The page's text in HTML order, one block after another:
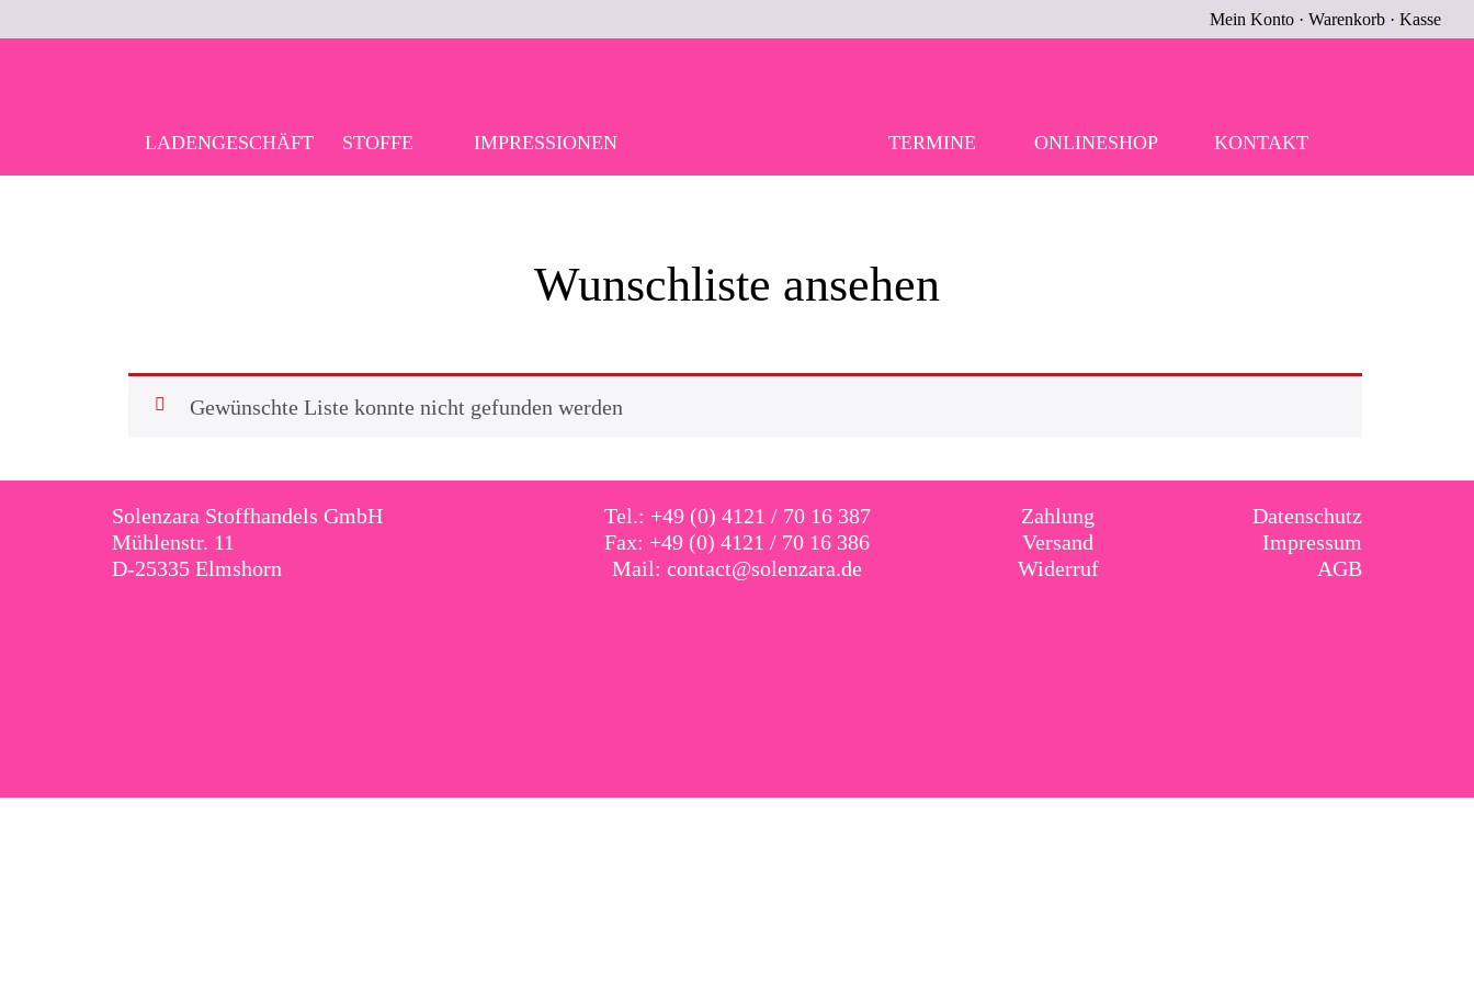
Mein Konto · Warenkorb · Kasse
LADENGESCHÄFT STOFFE IMPRESSIONEN TERMINE ONLINESHOP KONTAKT
Wunschliste ansehen
Gewünschte Liste konnte nicht gefunden werden
Solenzara Stoffhandels GmbH
Mühlenstr. 11
D-25335 Elmshorn
Tel.: +49 (0) 4121 / 70 16 387
Fax: +49 (0) 4121 / 70 16 386
Mail: contact@solenzara.de
Zahlung
Versand
Widerruf
Datenschutz
Impressum
AGB